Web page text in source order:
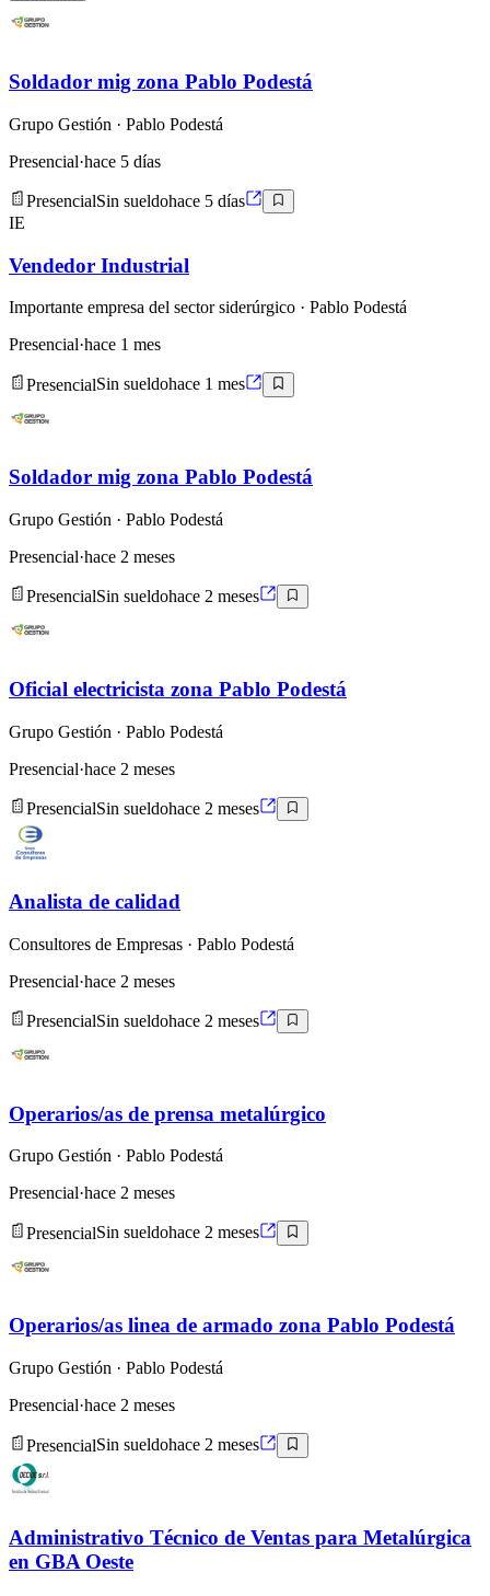
Soldador mig zona Pablo Podestá
Grupo Gestión · Pablo Podestá
Presencial·hace 5 días
PresencialSin sueldohace 5 días
IE
Vendedor Industrial
Importante empresa del sector siderúrgico · Pablo Podestá
Presencial·hace 1 mes
PresencialSin sueldohace 1 mes
Soldador mig zona Pablo Podestá
Grupo Gestión · Pablo Podestá
Presencial·hace 2 meses
PresencialSin sueldohace 2 meses
Oficial electricista zona Pablo Podestá
Grupo Gestión · Pablo Podestá
Presencial·hace 2 meses
PresencialSin sueldohace 2 meses
Analista de calidad
Consultores de Empresas · Pablo Podestá
Presencial·hace 2 meses
PresencialSin sueldohace 2 meses
Operarios/as de prensa metalúrgico
Grupo Gestión · Pablo Podestá
Presencial·hace 2 meses
PresencialSin sueldohace 2 meses
Operarios/as linea de armado zona Pablo Podestá
Grupo Gestión · Pablo Podestá
Presencial·hace 2 meses
PresencialSin sueldohace 2 meses
Administrativo Técnico de Ventas para Metalúrgica
en GBA Oeste